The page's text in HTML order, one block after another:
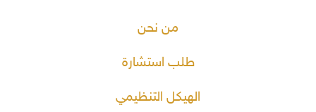
من نحن
طلب استشارة
الهيكل التنظيمي